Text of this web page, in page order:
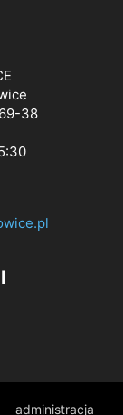
38
administracja